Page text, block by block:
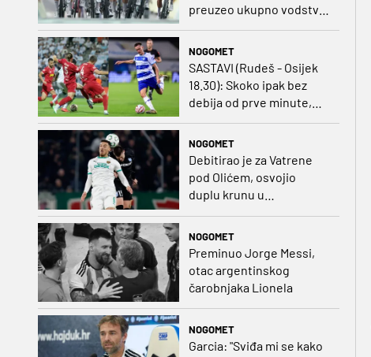
preuzeo ukupno vodstvo
NOGOMET
SASTAVI (Rudeš - Osijek
18.30): Skoko ipak bez
debija od prve minute,
prvo kolo
NOGOMET
Debitirao je za Vatrene
pod Olićem, osvojio
duplu krunu u
NOGOMET
Preminuo Jorge Messi,
otac argentinskog
čarobnjaka Lionela
NOGOMET
Garcia: "Sviđa mi se kako